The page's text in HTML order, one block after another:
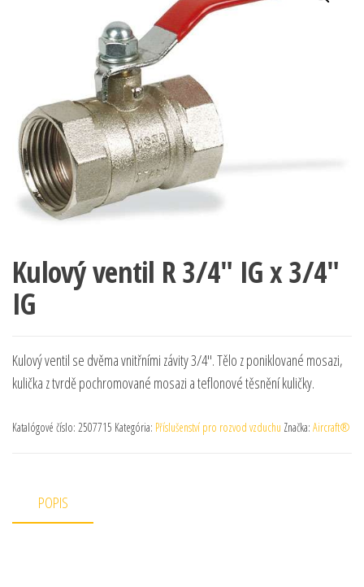
Kulový ventil R 3/4″ IG x 3/4″
IG
Kulový ventil se dvěma vnitřními závity 3/4". Tělo z poniklované mosazi,
kulička z tvrdě pochromované mosazi a teflonové těsnění kuličky.
Katalógové číslo: 2507715 Kategória: Příslušenství pro rozvod vzduchu Značka: Aircraft®
POPIS